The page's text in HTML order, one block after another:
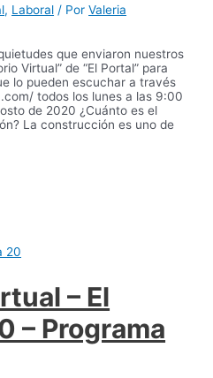
, Laboral / PorValeria
que enviaron nuestros
Virtual” de “El Portal” para
lo pueden escuchar a través
todos los lunes a las 9:00
de 2020 ¿Cuánto es el
La construcción es uno de
– El
– Programa